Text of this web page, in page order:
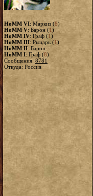
HoMM VI: Маркиз (8)
HoMM V: Барон (1)
HoMM IV: Граф (1)
HoMM III: Рыцарь (1)
HoMM II: Барон
HoMM I: Граф (8)
Сообщения: 8781
Откуда: Россия